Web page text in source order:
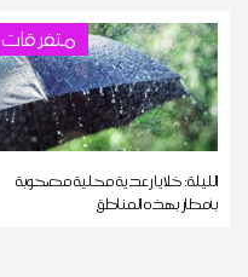
متفرقات
الليلة: خلايا رعدية محلية مصحوبة
بأمطار بهذه المناطق